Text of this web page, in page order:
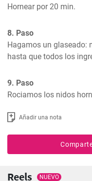
Hornear por 20 min.
8. Paso
Hagamos un glaseado:
hasta que todos los
9. Paso
Rociamos los nidos
Añadir una nota
Reels NUEVO